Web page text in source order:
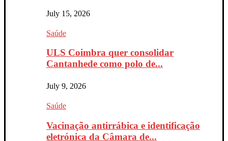
July 15, 2026
Saúde
ULS Coimbra quer consolidar
Cantanhede como polo de...
July 9, 2026
Saúde
Vacinação antirrábica e identificação
eletrónica da Câmara de...